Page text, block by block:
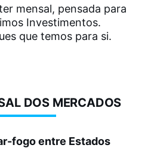
mensal, pensada para
Investimentos.
que temos para si.
DOS MERCADOS
fogo entre Estados